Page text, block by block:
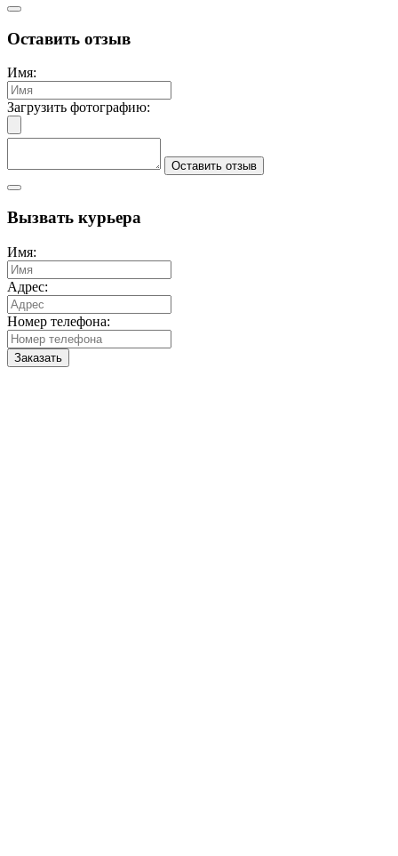
Оставить отзыв
Имя:
Загрузить фотографию:
Оставить отзыв
Вызвать курьера
Имя:
Адрес:
Номер телефона:
Заказать